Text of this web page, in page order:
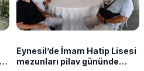
Eynesil’de İmam Hatip Lisesi
mezunları pilav gününde